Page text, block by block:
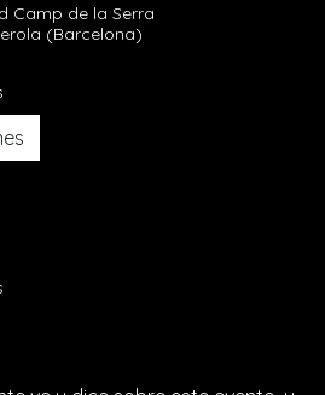
Camp de la Serra
(Barcelona)